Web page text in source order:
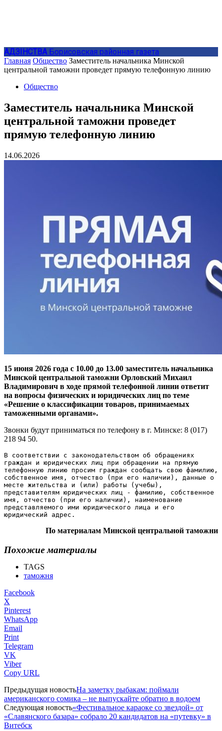
АДЗIНСТВА Борисовская районная газета
Главная Общество Заместитель начальника Минской
центральной таможни проведет прямую телефонную линию
Общество
Заместитель начальника Минской
центральной таможни проведет
прямую телефонную линию
14.06.2026
15 июня 2026 года с 10.00 до 13.00 заместитель начальника
Минской центральной таможни Орловский Михаил
Владимирович в ходе прямой телефонной линии ответит
на вопросы физических и юридических лиц по теме
«Решение о классификации товаров, принимаемых
таможенными органами».
Звонки будут приниматься по телефону в г. Минске: 8 (017)
218 94 50.
В соответствии с законодательством об обращениях
граждан и юридических лиц при обращении на прямую
телефонную линию просим граждан сообщать свою фамилию,
собственное имя, отчество (при его наличии), данные о
месте жительства и (или) работы (учебы),
представителям юридических лиц - фамилию, собственное
имя, отчество (при его наличии), наименование
представляемого ими юридического лица и его
юридический адрес.
По материалам Минской центральной таможни
Похожие материалы
TAGS
таможня
Facebook
X
Pinterest
WhatsApp
Email
Print
Telegram
VK
Viber
Copy URL
Предыдущая новостьНа заметку рыбакам: поймали
американского сомика – не выпускайте обратно в водоем
Следующая новость«Фестивальное караоке со звездой» от
«Славянского базара» собрало 20 кандидатов на «путевку» в
Витебск